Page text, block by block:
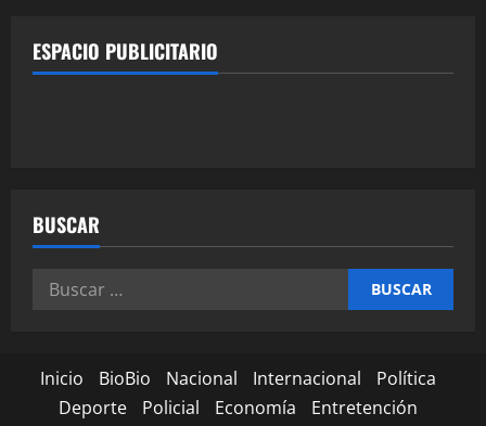
ESPACIO PUBLICITARIO
BUSCAR
Inicio BioBio Nacional Internacional
Política
Deporte
Policial Economía
Entretención